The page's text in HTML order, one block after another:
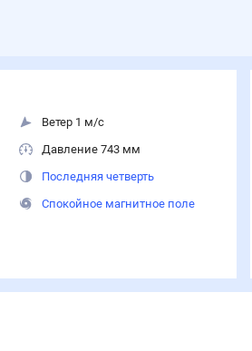
Ветер 1 м/с
Давление 743 мм
Последняя четверть
Спокойное магнитное поле